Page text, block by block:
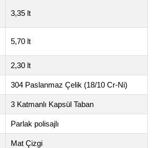
3,35 lt
5,70 lt
2,30 lt
304 Paslanmaz Çelik (18/10 Cr-Ni)
3 Katmanlı Kapsül Taban
Parlak polisajlı
Mat Çizgi